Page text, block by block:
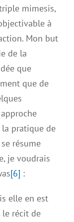
mimesis,
à
Mon but
de la
que
que de
la pratique de
se résume
je voudrais
[6] :
elle en est
le récit de